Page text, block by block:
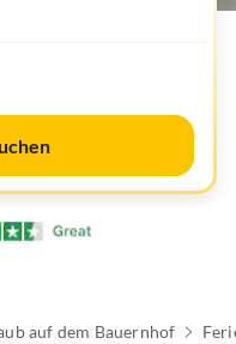
auf dem Bauernhof